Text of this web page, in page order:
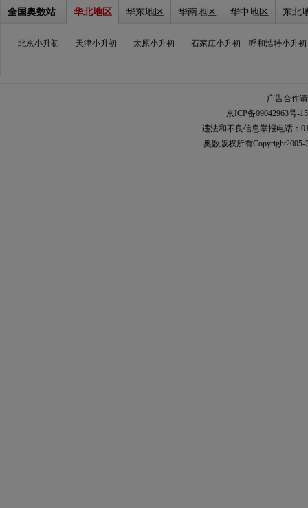
全国奥数站 华北地区 华东地区 华南地区 华中地区 东北
北京小升初 天津小升初 太原小升初 石家庄小升初 呼和浩特小升初
广告合作
京ICP备09042963号-15
违法和不良信息举报电话：
奥数 版权所有Copyright2005-